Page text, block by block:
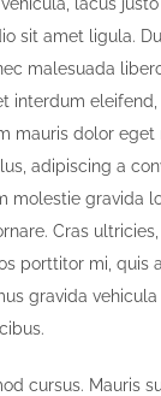
sit amet ligula.
malesuada
interdum
mauris dolor eget
adipiscing a
molestie gravida
Cras
porttitor mi, quis
gravida
cursus. Mauris